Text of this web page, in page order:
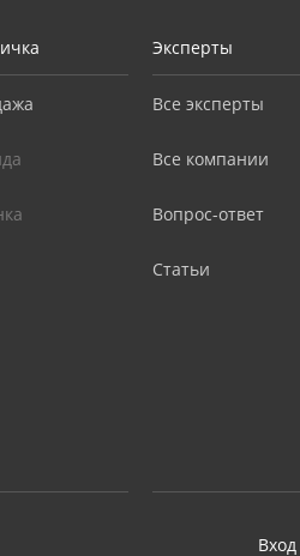
Эксперты
Все эксперты
Все компании
Вопрос-ответ
Статьи
Вход